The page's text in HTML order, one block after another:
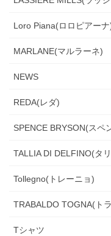
Loro Piana(ロロピアーナ
MARLANE(マルラーネ)
NEWS
REDA(レダ)
SPENCE BRYSON(スペ
TALLIA DI DELFINO(タ
Tollegno(トレーニョ)
TRABALDO TOGNA(ト
Tシャツ